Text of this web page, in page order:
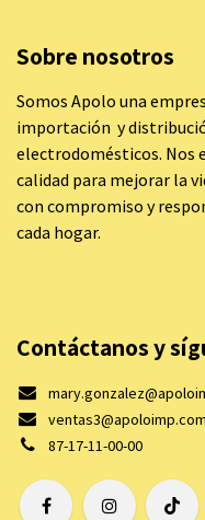
Sobre nosotros
Somos Apolo una
importación y
electrodomésticos. Nos
calidad para mejorar la
con compromiso y
cada hogar.
Contáctanos y
ventas3@apoloimp.com
87-17-11-00-00